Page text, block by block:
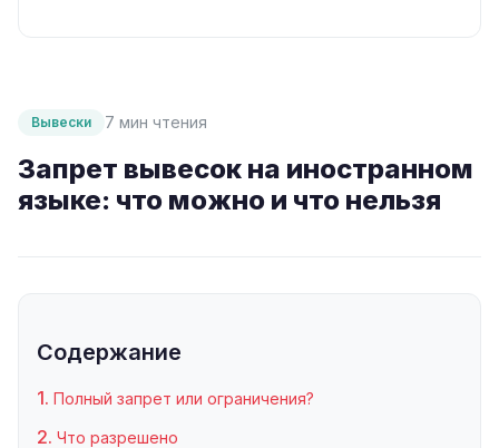
Вывески 7 мин чтения
Запрет вывесок на иностранном
языке: что можно и что нельзя
Содержание
Полный запрет или ограничения?
Что разрешено